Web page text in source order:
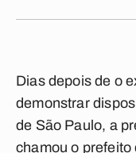
Dias depois de o
demonstrar
de São Paulo, a
chamou o prefeito